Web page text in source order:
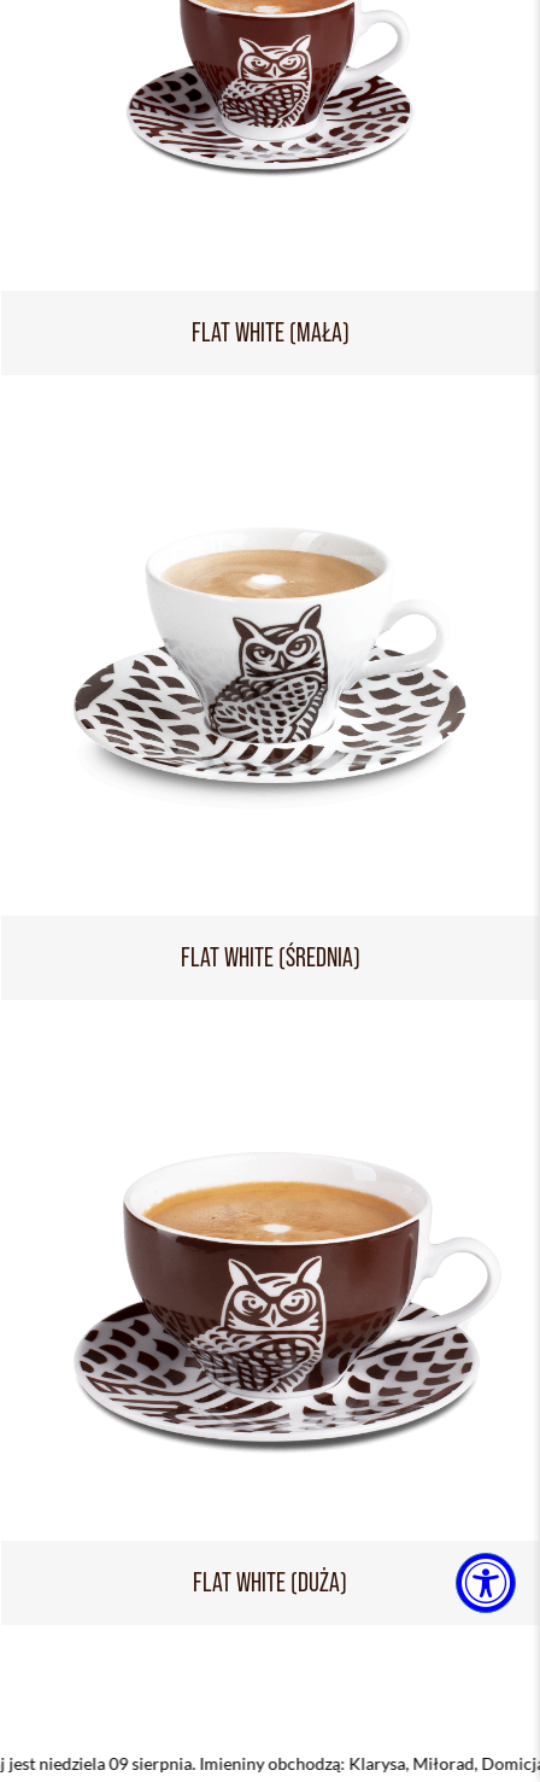
FLAT WHITE (MAŁA)
FLAT WHITE (ŚREDNIA)
FLAT WHITE (DUŻA)
Imieniny obchodzą: Klarysa, Miłorad, Domicjan, Domicjana,